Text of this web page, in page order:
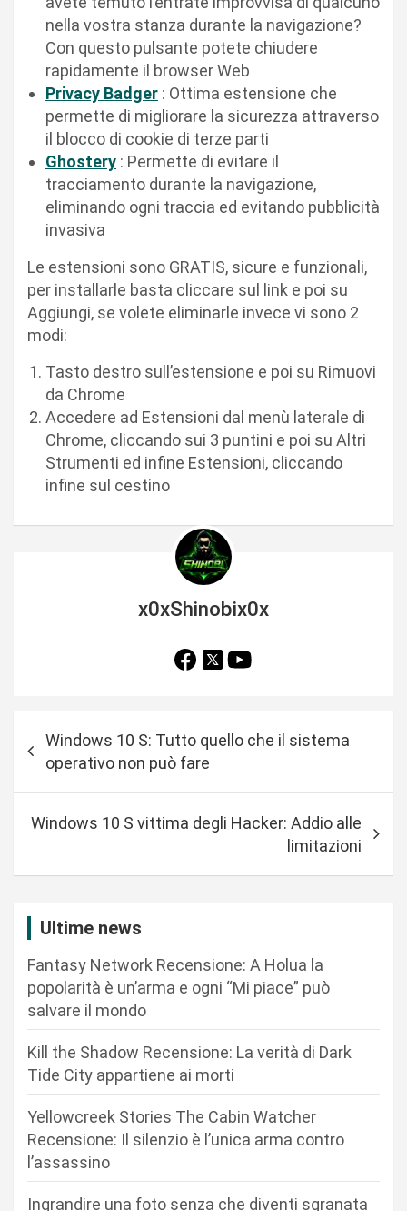
nella vostra stanza durante la navigazione?
Con questo pulsante potete chiudere
rapidamente il browser Web
Privacy Badger : Ottima estensione che
permette di migliorare la sicurezza attraverso
il blocco di cookie di terze parti
Ghostery : Permette di evitare il
tracciamento durante la navigazione,
eliminando ogni traccia ed evitando pubblicità
invasiva
Le estensioni sono GRATIS, sicure e funzionali,
per installarle basta cliccare sul link e poi su
Aggiungi, se volete eliminarle invece vi sono 2
modi:
Tasto destro sull’estensione e poi su Rimuovi
da Chrome
Accedere ad Estensioni dal menù laterale di
Chrome, cliccando sui 3 puntini e poi su Altri
Strumenti ed infine Estensioni, cliccando
infine sul cestino
x0xShinobix0x
a
Windows 10 S: Tutto quello che il sistema
operativo non può fare
Windows 10 S vittima degli Hacker: Addio alle
limitazioni
Ultime news
Fantasy Network Recensione: A Holua la
popolarità è un’arma e ogni “Mi piace” può
salvare il mondo
Kill the Shadow Recensione: La verità di Dark
Tide City appartiene ai morti
Yellowcreek Stories The Cabin Watcher
Recensione: Il silenzio è l’unica arma contro
l’assassino
Ingrandire una foto senza che diventi sgranata